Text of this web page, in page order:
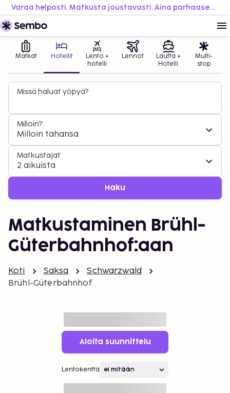
Varaa helposti. Matkusta joustavasti. Aina parhaaseen hintaan.
Matkat Hotellit
Lento +
hotelli
Lennot
Lautta +
Hotelli
Multi-
stop
Missä haluat yöpyä?
Milloin?
Milloin tahansa
Matkustajat
2 aikuista
Haku
Matkustaminen Brühl-
Güterbahnhof:aan
Koti Saksa
Schwarzwald
Brühl-Güterbahnhof
Aloita suunnittelu
Lentokenttä